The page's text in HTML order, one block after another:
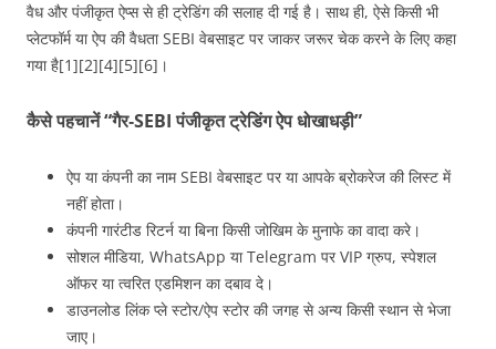
वैध और पंजीकृत ऐप्स से ही ट्रेडिंग की सलाह दी गई है। साथ ही, ऐसे किसी भी
प्लेटफॉर्म या ऐप की वैधता SEBI वेबसाइट पर जाकर जरूर चेक करने के लिए कहा
गया है[1][2][4][5][6]।
कैसे पहचानें “गैर‑SEBI पंजीकृत ट्रेडिंग ऐप धोखाधड़ी”
ऐप या कंपनी का नाम SEBI वेबसाइट पर या आपके ब्रोकरेज की लिस्ट में
नहीं होता।
कंपनी गारंटीड रिटर्न या बिना किसी जोखिम के मुनाफे का वादा करे।
सोशल मीडिया, WhatsApp या Telegram पर VIP ग्रुप, स्पेशल
ऑफर या त्वरित एडमिशन का दबाव दे।
डाउनलोड लिंक प्ले स्टोर/ऐप स्टोर की जगह से अन्य किसी स्थान से भेजा
जाए।